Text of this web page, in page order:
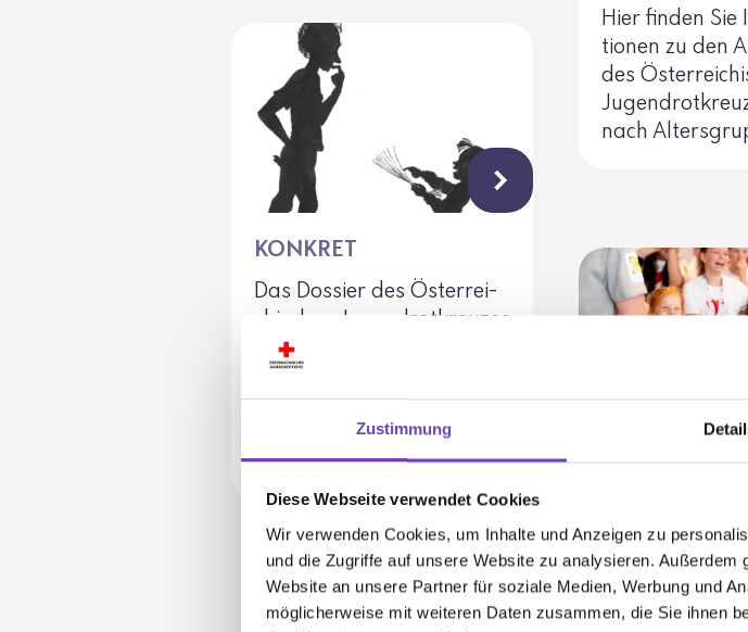
Zustimmung
Diese Webseite verwendet Cookies
Wir verwenden Cookies, um Inhalte und Anzeigen zu
und die Zugriffe auf unsere Website zu analysieren.
Website an unsere Partner für soziale Medien, Werbung und
möglicherweise mit weiteren Daten zusammen, die Sie ihnen
Hier finden
tionen zu den
des
nach
KONKRET
Das Dossier des Öster­rei­
chi­schen Jugend­rot­kreuzes
zu huma­ni­tären Themen
unserer Zeit für
Lehrer:innen und Jugend­
grup­pen­leiter:innen.
JUGENDSERVICE